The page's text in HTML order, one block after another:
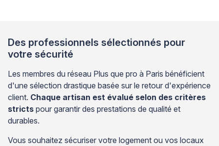
Des professionnels sélectionnés pour
votre sécurité
Les membres du réseau Plus que pro à Paris bénéficient
d'une sélection drastique basée sur le retour d'expérience
client. Chaque artisan est évalué selon des critères
stricts pour garantir des prestations de qualité et
durables.
Vous souhaitez sécuriser votre logement ou vos locaux